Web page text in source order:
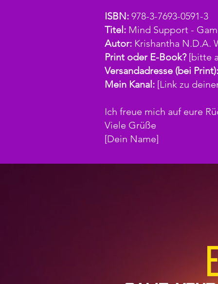
ISBN: 978-3-7693-0591-3
Titel: Mind Support -
Autor: Krishantha N.D.A.
Print oder E-Book?[bitte
Versandadresse (bei Print):
Mein Kanal: [Link zu
Ich freue mich auf eure
Viele Grüße
[Dein Name]